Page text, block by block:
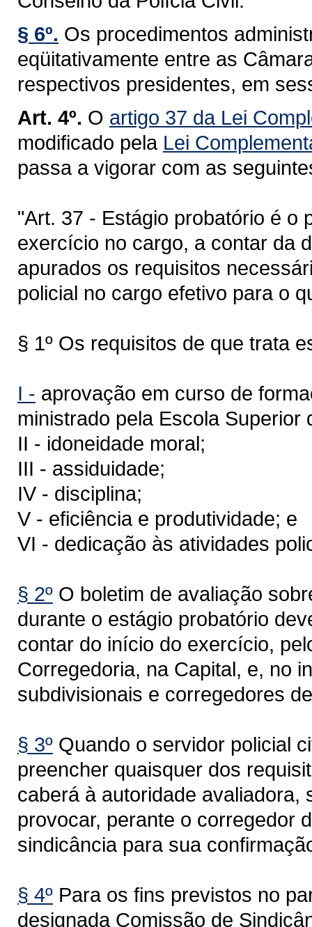
§ 6º. Os procedimentos
eqüitativamente entre as
respectivos presidentes, em
Art. 4º. O artigo 37 da Lei
modificado pela Lei
passa a vigorar com as
"Art. 37 - Estágio probatório é o
exercício no cargo, a contar da
apurados os requisitos
policial no cargo efetivo para o
§ 1º Os requisitos de que trata
I - aprovação em curso de
ministrado pela Escola Superior
II - idoneidade moral;
III - assiduidade;
IV - disciplina;
V - eficiência e produtividade; e
VI - dedicação às atividades
§ 2º O boletim de avaliação
durante o estágio probatório
contar do início do exercício,
Corregedoria, na Capital, e, no
subdivisionais e corregedores
§ 3º Quando o servidor policial
preencher quaisquer dos
caberá à autoridade avaliadora,
provocar, perante o corregedor
sindicância para sua
§ 4º Para os fins previstos no
designada Comissão de